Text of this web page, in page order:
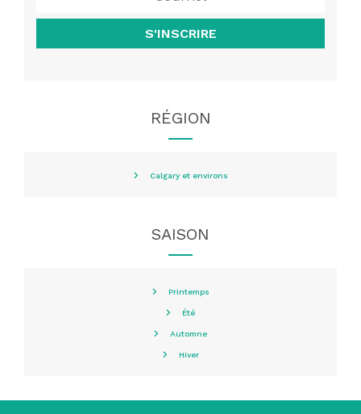
S'INSCRIRE
RÉGION
Calgary et environs
SAISON
Printemps
Été
Automne
Hiver